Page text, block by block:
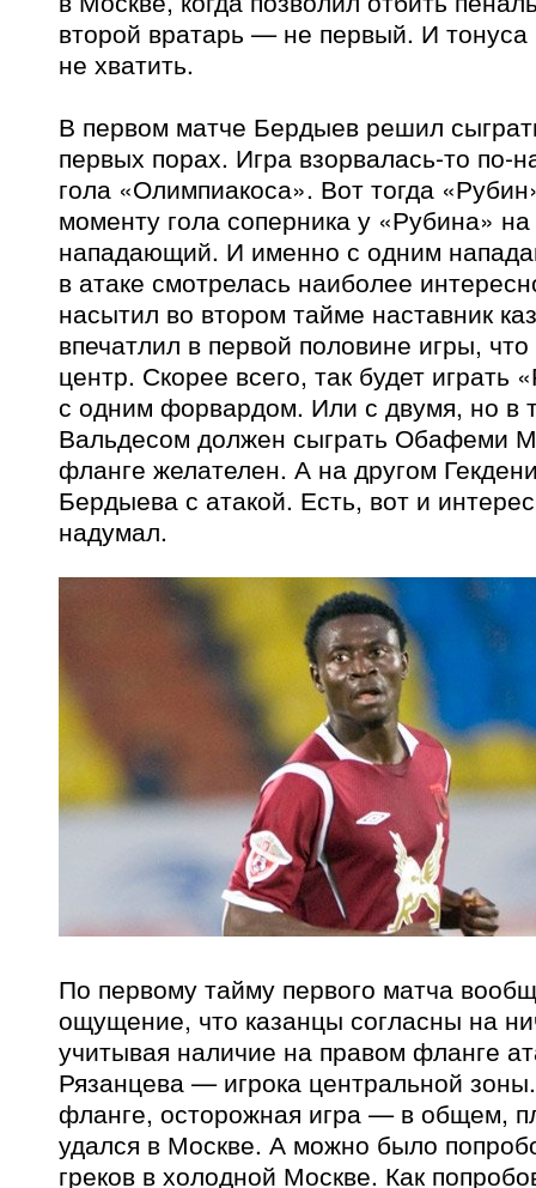
второй вратарь — не первый. И тонуса
не хватить.
В первом матче Бердыев решил
первых порах. Игра взорвалась-то по-
гола «Олимпиакоса». Вот тогда
моменту гола соперника у «Рубина»
нападающий. И именно с одним
в атаке смотрелась наиболее
насытил во втором тайме наставник
впечатлил в первой половине игры,
центр. Скорее всего, так будет играть
с одним форвардом. Или с двумя, но в
Вальдесом должен сыграть Обафеми
фланге желателен. А на другом
Бердыева с атакой. Есть, вот и
надумал.
По первому тайму первого матча
ощущение, что казанцы согласны на
учитывая наличие на правом фланге
Рязанцева — игрока центральной
фланге, осторожная игра — в общем,
удался в Москве. А можно было
греков в холодной Москве. Как